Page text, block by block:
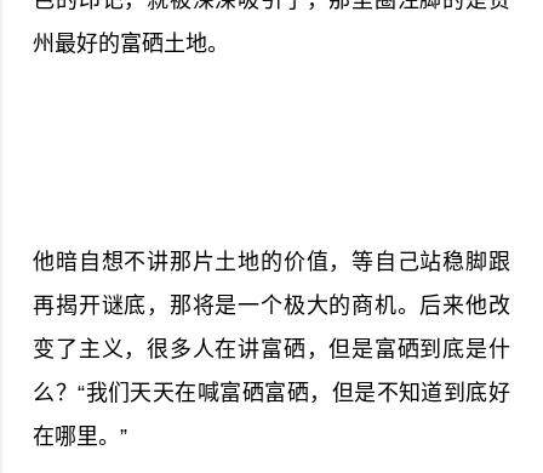
州最好的富硒土地。
他暗自想不讲那片土地的价值，等自己站稳脚跟
再揭开谜底，那将是一个极大的商机。后来他改
变了主义，很多人在讲富硒，但是富硒到底是什
么？“我们天天在喊富硒富硒，但是不知道到底好
在哪里。”